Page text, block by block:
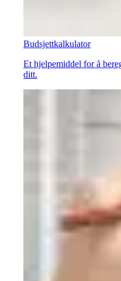
Budsjettkalkulator
Et hjelpemiddel for å
ditt.